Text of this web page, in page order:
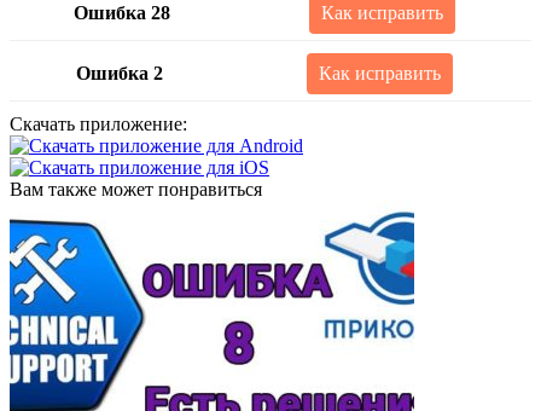
Ошибка 28 Как исправить
Ошибка 2 Как исправить
Скачать приложение:
Вам также может понравиться